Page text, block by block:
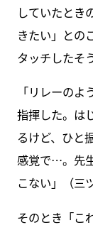
していたとき
きたい」との
タッチしたそう
「リレーの
指揮した。は
るけど、ひと
感覚で…。先
こない」（三
そのとき「こ